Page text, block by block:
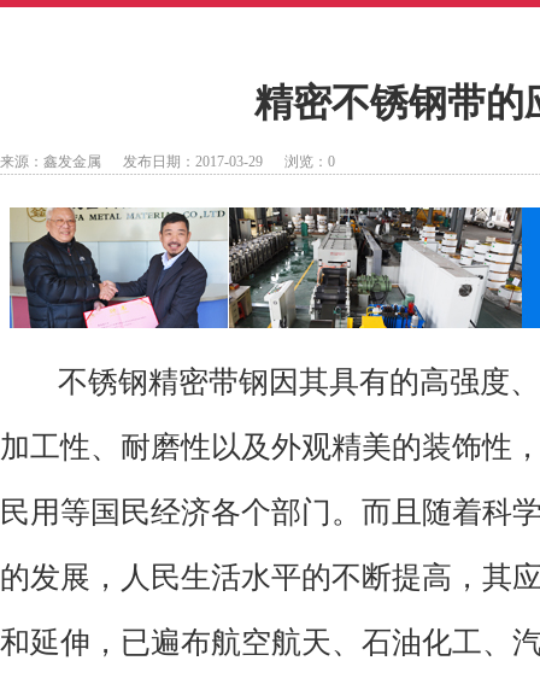
精密不锈钢带的
来源：鑫发金属 发布日期：2017-03-29 浏览： 0
不锈钢精密带钢因其具有的高强度、
加工性、耐磨性以及外观精美的装饰性
民用等国民经济各个部门。而且随着科
的发展，人民生活水平的不断提高，其
和延伸，已遍布航空航天、石油化工、